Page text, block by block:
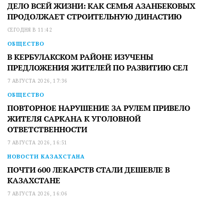
ДЕЛО ВСЕЙ ЖИЗНИ: КАК СЕМЬЯ АЗАНБЕКОВЫХ
ПРОДОЛЖАЕТ СТРОИТЕЛЬНУЮ ДИНАСТИЮ
СЕГОДНЯ В 11:42
ОБЩЕСТВО
В КЕРБУЛАКСКОМ РАЙОНЕ ИЗУЧЕНЫ
ПРЕДЛОЖЕНИЯ ЖИТЕЛЕЙ ПО РАЗВИТИЮ СЕЛ
7 АВГУСТА 2026, 17:36
ОБЩЕСТВО
ПОВТОРНОЕ НАРУШЕНИЕ ЗА РУЛЕМ ПРИВЕЛО
ЖИТЕЛЯ САРКАНА К УГОЛОВНОЙ
ОТВЕТСТВЕННОСТИ
7 АВГУСТА 2026, 16:51
НОВОСТИ КАЗАХСТАНА
ПОЧТИ 600 ЛЕКАРСТВ СТАЛИ ДЕШЕВЛЕ В
КАЗАХСТАНЕ
7 АВГУСТА 2026, 16:06